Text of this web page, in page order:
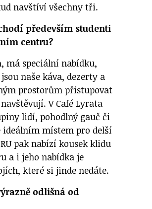
navštíví všechny tři.
především studenti
centru?
má speciální nabídku,
naše káva, dezerty a
prostorům přistupovat
V Café Lyrata
lidí, pohodlný gauč či
ideálním místem pro delší
pak nabízí kousek klidu
a i jeho nabídka je
které si jinde nedáte.
odlišná od